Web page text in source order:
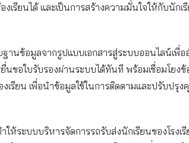
เรียนได้ และเป็นการสร้างความมั่นใจให้กับนักเ
านข้อมูลจากรูปแบบเอกสารสู่ระบบออนไลน์เพื่อ
นขอใบรับรองผ่านระบบได้ทันที พร้อมเชื่อมโยงข้
เรียน เพื่อนำข้อมูลใช้ในการติดตามและปรับปรุ
ระบบบริหารจัดการรถรับส่งนักเรียนของโรงเ